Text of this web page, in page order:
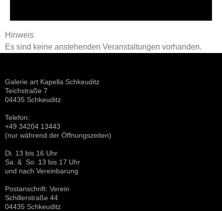
Hinweis
Es sind keine anstehenden Veranstaltungen vorhanden.
Galerie art Kapella Schkeuditz
Teichstraße 7
04435 Schkeuditz
Telefon:
+49 34204 13443
(nur während der Öffnungszeiten)
Di. 13 bis 16 Uhr
Sa. & So. 13 bis 17 Uhr
und nach Vereinbarung
Postanschrift: Verein
Schillerstraße 44
04435 Schkeuditz